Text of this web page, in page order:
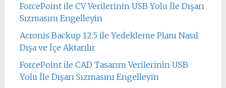
ForcePoint ile CV Verilerinin USB Yolu İle Dışarı
Sızmasını Engelleyin
Acronis Backup 12.5 ile Yedekleme Planı Nasıl
Dışa ve İçe Aktarılır
ForcePoint ile CAD Tasarım Verilerinin USB
Yolu İle Dışarı Sızmasını Engelleyin